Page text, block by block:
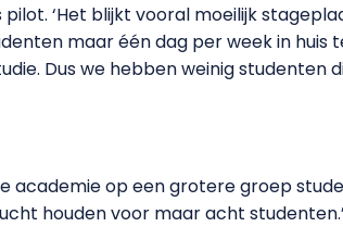
‘Het blijkt vooral moeilijk
maar één dag per week in huis
Dus we hebben weinig studenten
academie op een grotere groep
houden voor maar acht